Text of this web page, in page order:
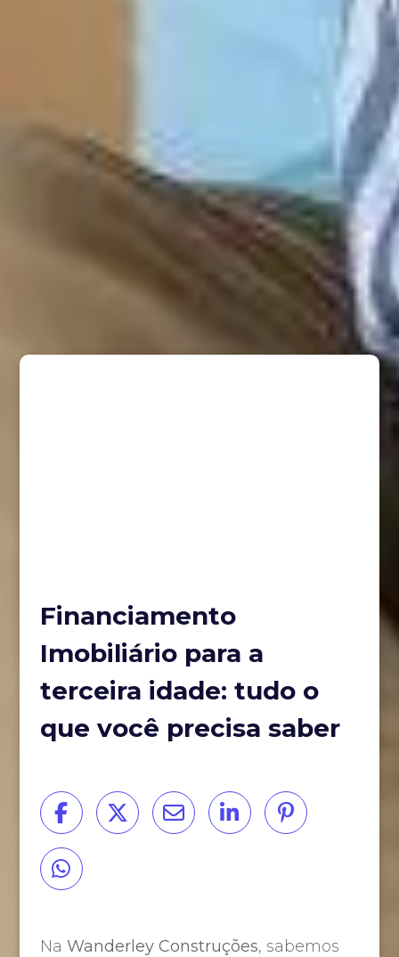
Financiamento
Imobiliário para a
terceira idade: tudo o
que você precisa saber
Na Wanderley Construções, sabemos